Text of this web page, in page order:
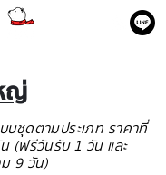
ญ่
บชุดตามประเภท ราคาที่
(ฟรีวันรับ 1 วัน และ
9 วัน)